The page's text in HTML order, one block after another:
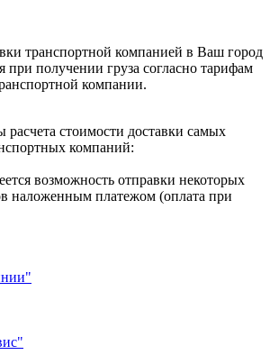
транспортной компанией в Ваш город
при получении груза согласно тарифам
компании.
расчета стоимости доставки самых
компаний:
возможность отправки некоторых
наложенным платежом (оплата при